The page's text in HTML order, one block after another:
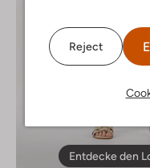
Reject
Entdecke den